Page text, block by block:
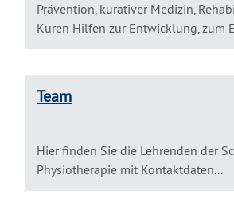
Prävention, kurativer Medizin,
Kuren Hilfen zur Entwicklung, zum
Team
Hier finden Sie die Lehrenden der
Physiotherapie mit Kontaktdaten...